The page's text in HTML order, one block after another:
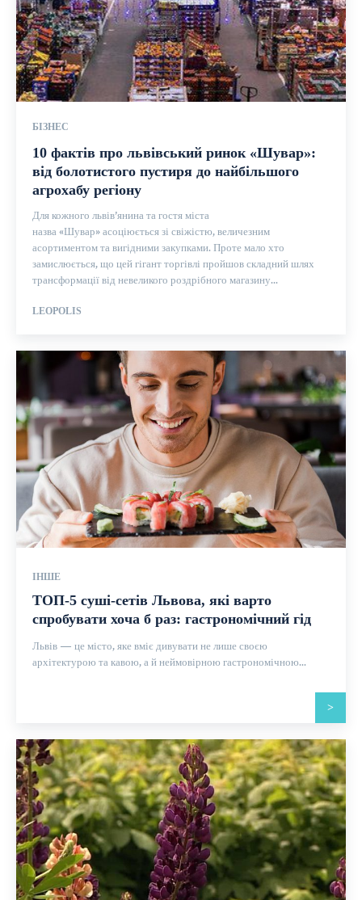
БІЗНЕС
10 фактів про львівський ринок «Шувар»:
від болотистого пустиря до найбільшого
агрохабу регіону
Для кожного львів’янина та гостя міста
назва «Шувар» асоціюється зі свіжістю, величезним
асортиментом та вигідними закупками. Проте мало хто
замислюється, що цей гігант торгівлі пройшов складний шлях
трансформації від невеликого роздрібного магазину...
LEOPOLIS
ІНШЕ
ТОП-5 суші-сетів Львова, які варто
спробувати хоча б раз: гастрономічний гід
Львів — це місто, яке вміє дивувати не лише своєю
архітектурою та кавою, а й неймовірною гастрономічною...
>